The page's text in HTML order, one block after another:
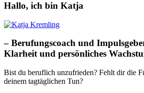
Hallo, ich bin Katja
– Berufungscoach und
Klarheit und persönliches
Bist du beruflich unzufrieden? Fehlt dir die
deinem tagtäglichen Tun?